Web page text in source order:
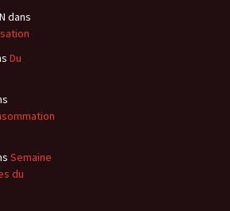
dans
Du
Semaine
du